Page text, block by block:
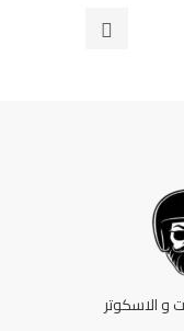
و الاسكوتر